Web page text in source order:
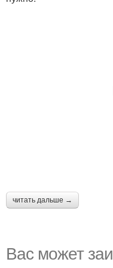
читать дальше →
Вас может